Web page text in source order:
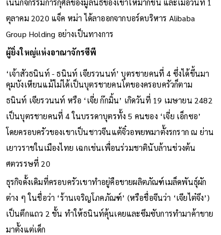
เน้นกิจกรรมการกุศลของมูลนิธิของเขาให้มากขึ้น และเมื่อวันที่ 1
ตุลาคม 2020 แจ็ค หม่า ได้ลาออกจากบอร์ดบริหาร Alibaba
Group Holding อย่างเป็นทางการ
ผู้ยิ่งใหญ่แห่งอาณาจักรซีพี
‘เจ้าสัวธนินท์ - ธนินท์ เจียรวนนท์’ บุตรชายคนที่ 4 ซึ่งได้ขึ้นมา
คุมบังเหียนแม้ไม่ได้เป็นบุตรชายคนโตของครอบครัวก็ตาม
ธนินท์ เจียรวนนท์ หรือ ‘เจี่ย ก๊กมิ้น’ เกิดวันที่ 19 เมษายน 2482
เป็นบุตรชายคนที่ 4 ในบรรดาบุตรทั้ง 5 คนของ ‘เจี่ย เอ็กซอ’
โดยครอบครัวของเขาเป็นชาวจีนแต้จิ๋วอพยพมาตั้งรกราก ณ ย่าน
เยาวราชในเมืองไทย เฉกเช่นเพื่อนร่วมชาตินับล้านช่วงต้น
ศตวรรษที่ 20
ธุรกิจดั้งเดิมที่ครอบครัวเขาทำอยู่คือขายผลิตภัณฑ์เมล็ดพันธุ์ผัก
ต่าง ๆ ในชื่อว่า ‘ร้านเจริญโภคภัณฑ์’ (หรือชื่อจีนว่า ‘เจียไต๋จึง’)
เป็นตึกแถว 2 ชั้น ทำให้ธนินท์คุ้นเคยและซึมซับการทำมาค้าขาย
มาตั้งแต่เด็ก